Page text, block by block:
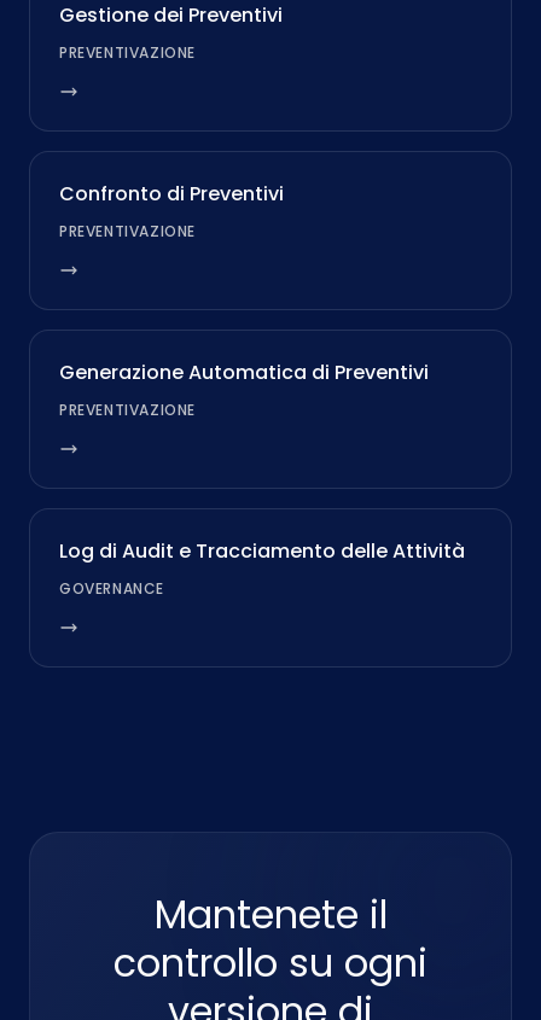
Gestione dei Preventivi
PREVENTIVAZIONE
Confronto di Preventivi
PREVENTIVAZIONE
Generazione Automatica di Preventivi
PREVENTIVAZIONE
Log di Audit e Tracciamento delle Attività
GOVERNANCE
Mantenete il
controllo su ogni